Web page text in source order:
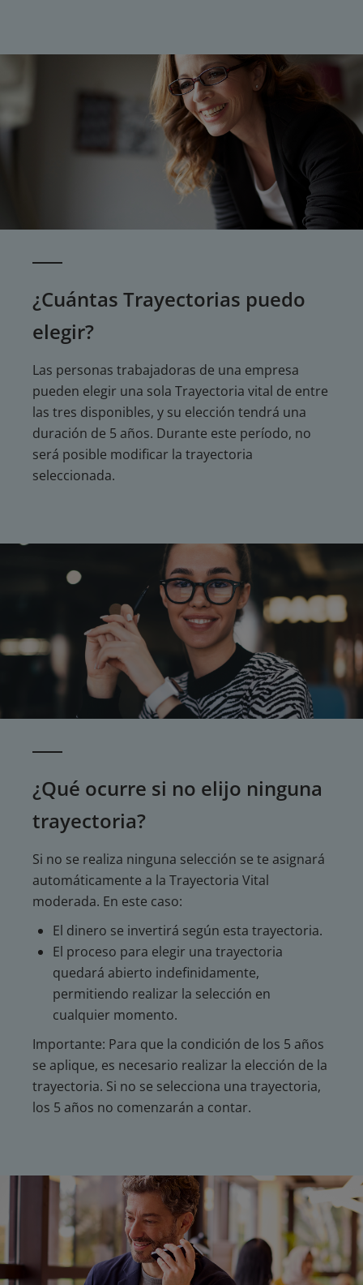
¿Cuántas Trayectorias puedo
elegir?
Las personas trabajadoras de una empresa
pueden elegir una sola Trayectoria vital de entre
las tres disponibles, y su elección tendrá una
duración de 5 años. Durante este período, no
será posible modificar la trayectoria
seleccionada.
¿Qué ocurre si no elijo ninguna
trayectoria?
Si no se realiza ninguna selección se te asignará
automáticamente a la Trayectoria Vital
moderada. En este caso:
El dinero se invertirá según esta trayectoria.
El proceso para elegir una trayectoria
quedará abierto indefinidamente,
permitiendo realizar la selección en
cualquier momento.
Importante: Para que la condición de los 5 años
se aplique, es necesario realizar la elección de la
trayectoria. Si no se selecciona una trayectoria,
los 5 años no comenzarán a contar.